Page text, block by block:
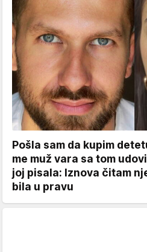
Pošla sam da kupim
me muž vara sa tom
joj pisala: Iznova čitam
bila u pravu